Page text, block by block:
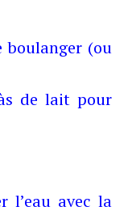
boulanger (ou
de lait pour
l’eau avec la